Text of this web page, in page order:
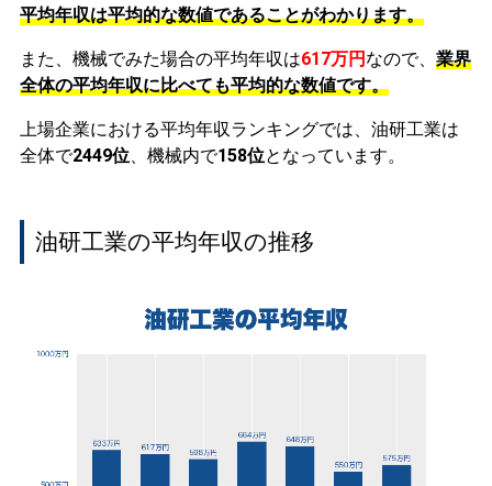
平均年収は平均的な数値であることがわかります。
また、機械でみた場合の平均年収は617万円 なので、 業界
全体の平均年収に比べても平均的な数値です。
上場企業における平均年収ランキングでは、油研工業は
全体で2449位、機械内で158位となっています。
油研工業の平均年収の推移